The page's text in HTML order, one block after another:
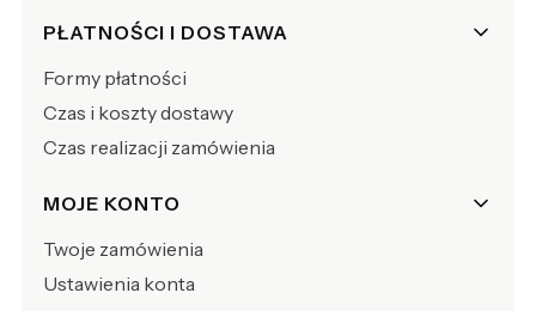
PŁATNOŚCI I DOSTAWA
Formy płatności
Czas i koszty dostawy
Czas realizacji zamówienia
MOJE KONTO
Twoje zamówienia
Ustawienia konta